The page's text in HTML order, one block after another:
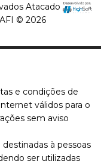
Atacado
© 2026
e condições de
válidos para o
sem aviso
à pessoas
ser utilizadas